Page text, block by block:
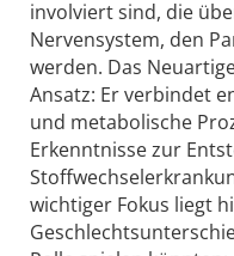
involviert sind, die
Nervensystem, den
werden. Das
Ansatz: Er verbindet
und metabolische
Erkenntnisse zur
wichtiger Fokus liegt